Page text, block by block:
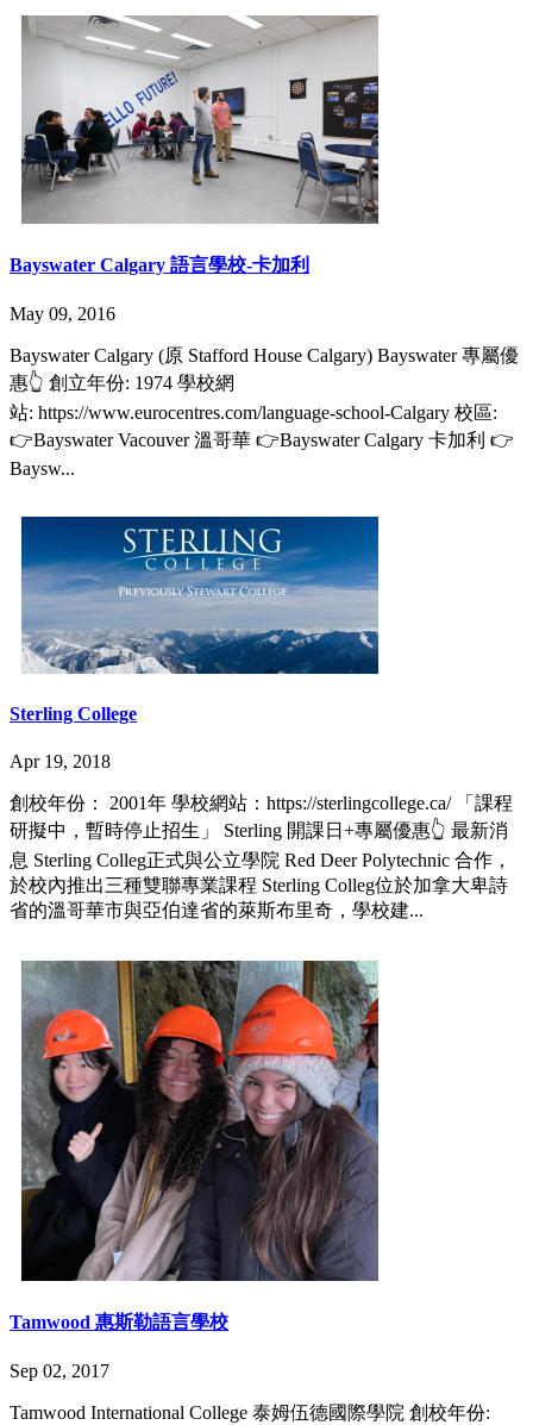
Bayswater Calgary 語言學校-卡加利
May 09, 2016
Bayswater Calgary (原 Stafford House Calgary) Bayswater 專屬優
惠👆 創立年份: 1974 學校網
站: https://www.eurocentres.com/language-school-Calgary 校區:
👉Bayswater Vacouver 溫哥華 👉Bayswater Calgary 卡加利 👉
Baysw...
Sterling College
Apr 19, 2018
創校年份： 2001年 學校網站：https://sterlingcollege.ca/ 「課程
研擬中，暫時停止招生」 Sterling 開課日+專屬優惠👆 最新消
息 Sterling Colleg正式與公立學院 Red Deer Polytechnic 合作，
於校內推出三種雙聯專業課程 Sterling Colleg位於加拿大卑詩
省的溫哥華市與亞伯達省的萊斯布里奇，學校建...
Tamwood 惠斯勒語言學校
Sep 02, 2017
Tamwood International College 泰姆伍德國際學院 創校年份: